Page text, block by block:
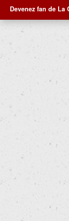
Devenez fan de